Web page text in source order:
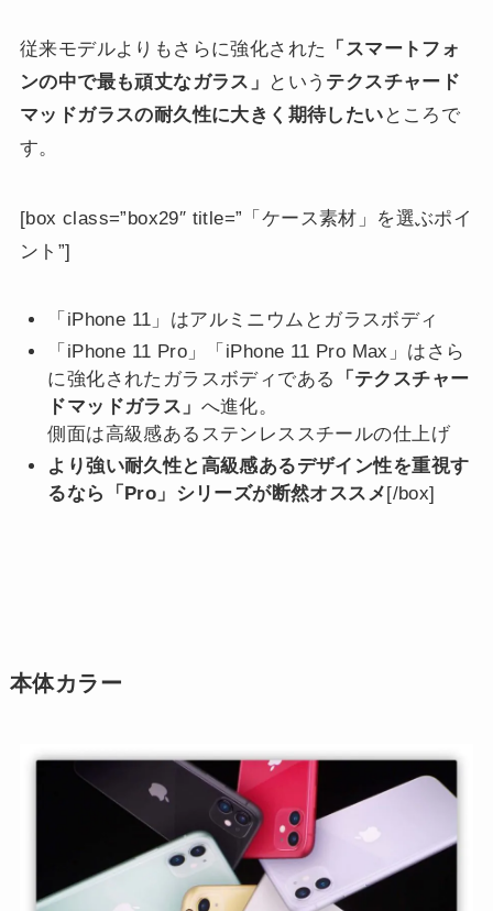
従来モデルよりもさらに強化された
「スマートフォ
ンの中で最も頑丈なガラス」
という テクスチャード
マッドガラスの耐久性に大きく期待したい ところで
す。
[box class=”box29″ title=”「ケース素材」を選ぶポイ
ント”]
「iPhone 11」はアルミニウムとガラスボディ
「iPhone 11 Pro」「iPhone 11 Pro Max」はさら
に強化されたガラスボディである
「テクスチャー
ドマッドガラス」 へ進化。
側面は高級感あるステンレススチールの仕上げ
より強い耐久性と高級感あるデザイン性を重視す
るなら「Pro」シリーズが断然オススメ [/box]
本体カラー